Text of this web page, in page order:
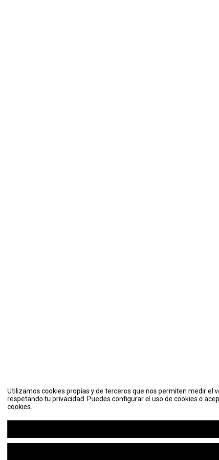
Utilizamos cookies propias y de terceros que nos permiten medir el
respetando tu privacidad. Puedes configurar el uso de cookies o
cookies.